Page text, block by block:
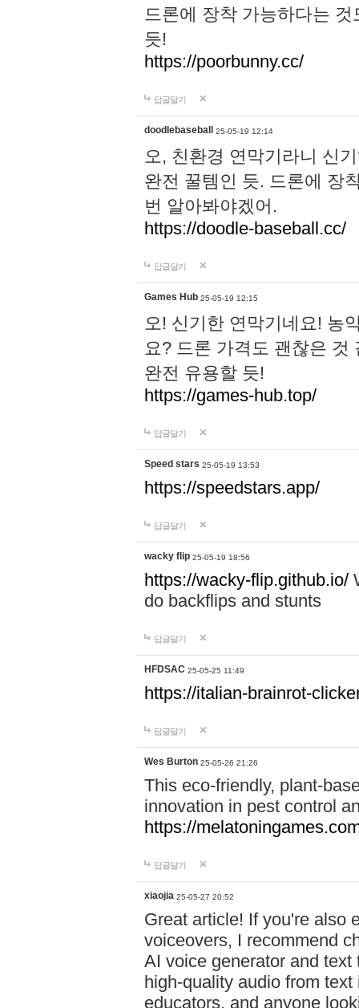
드론에 장착 가능하다는
듯!
https://poorbunny.cc/
답글달기
doodlebaseball 25-05-19 12:14
오, 친환경 연막기라니 신
완전 꿀템인 듯. 드론에 장
번 알아봐야겠어.
https://doodle-baseball.cc/
답글달기
Games Hub 25-05-19 12:15
오! 신기한 연막기네요! 농
요? 드론 가격도 괜찮은 것
완전 유용할 듯!
https://games-hub.top/
답글달기
Speed stars 25-05-19 13:53
https://speedstars.app/
답글달기
wacky flip 25-05-19 18:56
https://wacky-flip.github.io/
do backflips and stunts
답글달기
HFDSAC 25-05-25 11:49
https://italian-brainrot-
답글달기
Wes Burton 25-05-26 21:26
This eco-friendly, plant-
innovation in pest control
https://
답글달기
xiaojia 25-05-27 20:52
Great article! If you're also
voiceovers, I recommend
AI voice generator and
high-quality audio from
educators, and anyone